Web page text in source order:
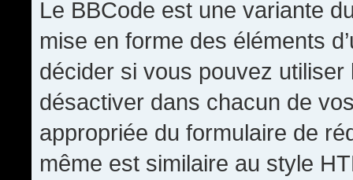
Le BBCode est une variante
mise en forme des éléments
décider si vous pouvez
désactiver dans chacun de
appropriée du formulaire de
même est similaire au style